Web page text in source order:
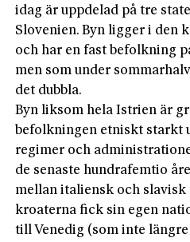
idag är uppdelad på tre
Slovenien. Byn ligger i den
och har en fast befolkning
men som under
det dubbla.
Byn liksom hela Istrien är
befolkningen etniskt starkt
regimer och
de senaste hundrafemtio
mellan italiensk och
kroaterna fick sin egen
till Venedig (som inte